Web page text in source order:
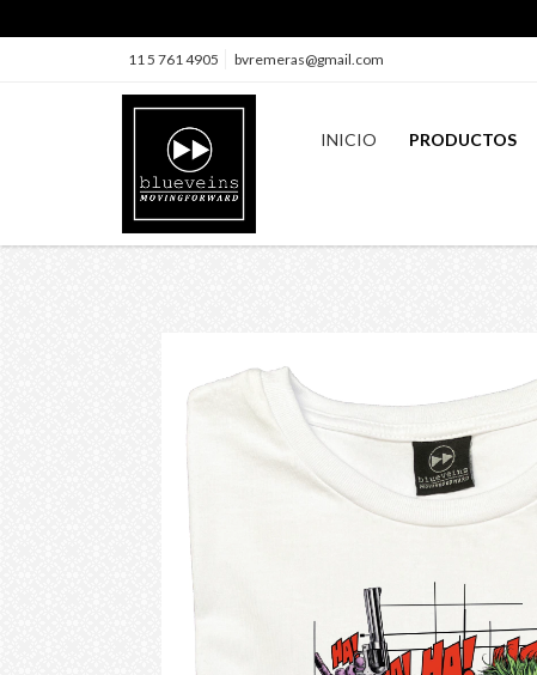
11 5 761 4905 bvremeras@gmail.com
INICIO PRODUCTOS